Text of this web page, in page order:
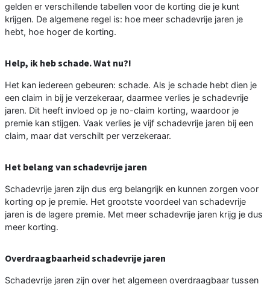
gelden er verschillende tabellen voor de korting die je kunt
krijgen. De algemene regel is: hoe meer schadevrije jaren je
hebt, hoe hoger de korting.
Help, ik heb schade. Wat nu?!
Het kan iedereen gebeuren: schade. Als je schade hebt dien je
een claim in bij je verzekeraar, daarmee verlies je schadevrije
jaren. Dit heeft invloed op je no-claim korting, waardoor je
premie kan stijgen. Vaak verlies je vijf schadevrije jaren bij een
claim, maar dat verschilt per verzekeraar.
Het belang van schadevrije jaren
Schadevrije jaren zijn dus erg belangrijk en kunnen zorgen voor
korting op je premie. Het grootste voordeel van schadevrije
jaren is de lagere premie. Met meer schadevrije jaren krijg je dus
meer korting.
Overdraagbaarheid schadevrije jaren
Schadevrije jaren zijn over het algemeen overdraagbaar tussen